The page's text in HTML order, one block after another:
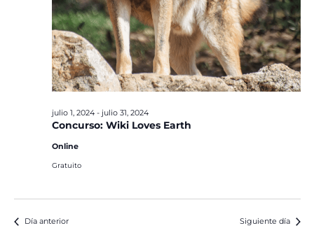
Concurso: Wiki Loves Earth
julio 1, 2024- julio 31, 2024
Online
Gratuito
Día anterior Siguiente día